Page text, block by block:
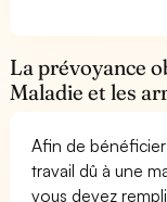
La prévoyance
Maladie et les
Afin de
travail dû à une
vous devez